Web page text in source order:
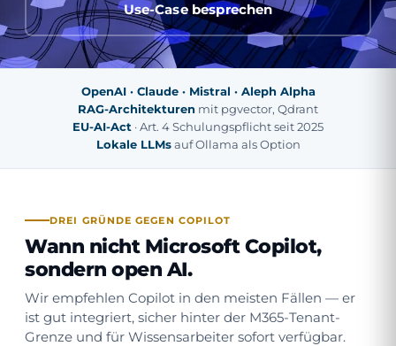
Use-Case besprechen
OpenAI · Claude · Mistral · Aleph Alpha
RAG-Architekturen mit pgvector, Qdrant
EU-AI-Act · Art. 4 Schulungspflicht seit 2025
Lokale LLMsauf Ollama als Option
DREI GRÜNDE GEGEN COPILOT
Wann nicht Microsoft Copilot,
sondern open AI.
Wir empfehlen Copilot in den meisten Fällen — er
ist gut integriert, sicher hinter der M365-Tenant-
Grenze und für Wissensarbeiter sofort verfügbar.